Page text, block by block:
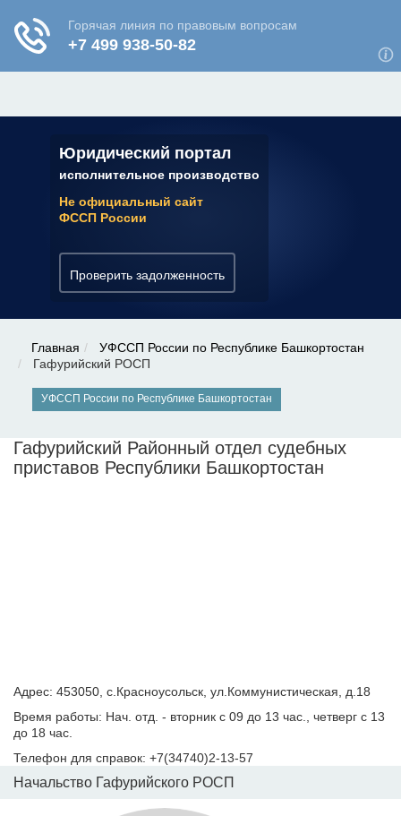
Юридический портал
исполнительное производство
Не официальный сайт
ФССП России
Проверить задолженность
✆ 7 (800) 350-22-64
Главная
УФССП России по Республике Башкортостан
Гафурийский РОСП
УФССП России по Республике Башкортостан
Гафурийский Районный отдел судебных
приставов Республики Башкортостан
Адрес: 453050, с.Красноусольск, ул.Коммунистическая, д.18
Время работы: Нач. отд. - вторник с 09 до 13 час., четверг с 13
до 18 час.
Телефон для справок: +7(34740)2-13-57
Начальство Гафурийского РОСП